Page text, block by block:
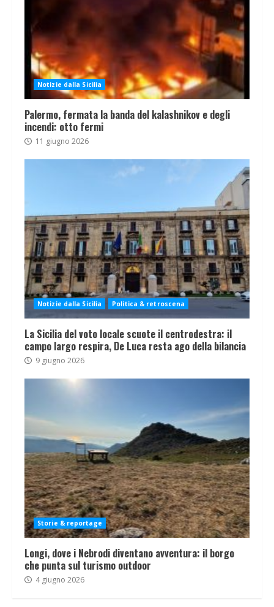
Notizie dalla Sicilia
Palermo, fermata la banda del kalashnikov e degli
incendi: otto fermi
11 giugno 2026
Notizie dalla Sicilia Politica & retroscena
La Sicilia del voto locale scuote il centrodestra: il
campo largo respira, De Luca resta ago della bilancia
9 giugno 2026
Storie & reportage
Longi, dove i Nebrodi diventano avventura: il borgo
che punta sul turismo outdoor
4 giugno 2026